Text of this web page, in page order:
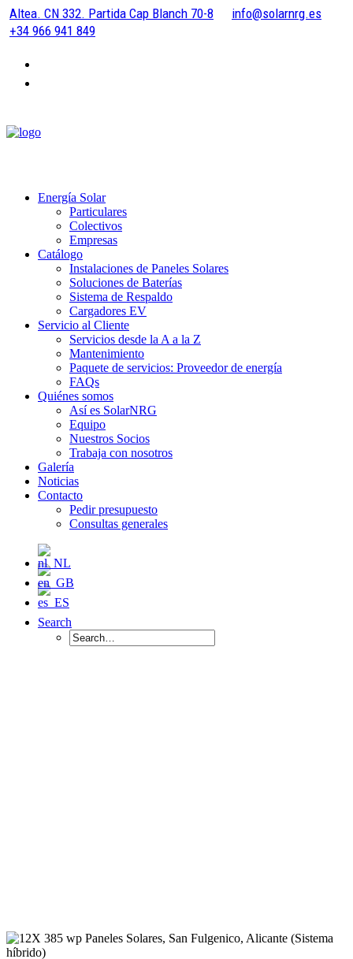
Altea. CN 332. Partida Cap Blanch 70-8
info@solarnrg.es
+34 966 941 849
Energía Solar
Particulares
Colectivos
Empresas
Catálogo
Instalaciones de Paneles Solares
Soluciones de Baterías
Sistema de Respaldo
Cargadores EV
Servicio al Cliente
Servicios desde la A a la Z
Mantenimiento
Paquete de servicios: Proveedor de energía
FAQs
Quiénes somos
Así es SolarNRG
Equipo
Nuestros Socios
Trabaja con nosotros
Galería
Noticias
Contacto
Pedir presupuesto
Consultas generales
Search